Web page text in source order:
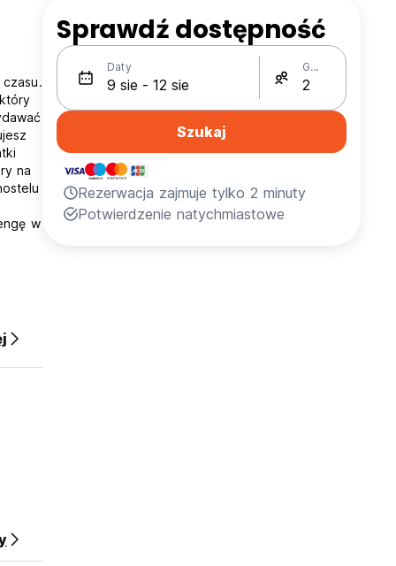
na
w
Sprawdź dostępność
Daty Gości
Szukaj
Rezerwacja zajmuje tylko 2 minuty
Potwierdzenie natychmiastowe